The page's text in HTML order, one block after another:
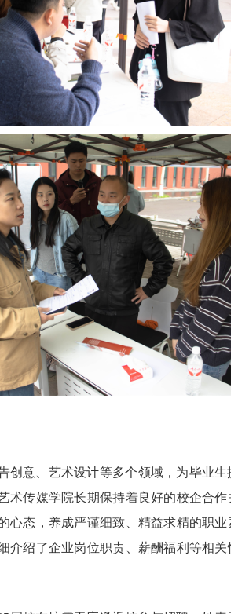
创意、艺术设计等多个领域，为毕业
术传媒学院长期保持着良好的校企合
心态，养成严谨细致、精益求精的职
介绍了企业岗位职责、薪酬福利等相